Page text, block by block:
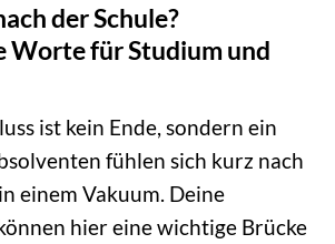
der Schule?
Worte für Studium und
ist kein Ende, sondern ein
fühlen sich kurz nach
einem Vakuum. Deine
hier eine wichtige Brücke